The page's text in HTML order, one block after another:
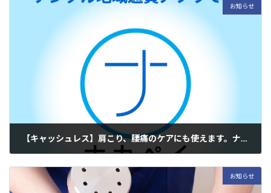
東京都東中野の痛みとコリの専門整体院、あべ治療院 マイオセラピー
センター中野の阿部裕次です。 当院はゴールドジム 会員様のケアもし
ております。会員証ご提示で、60分以上のコースが毎回2000円割引き
になります。 日頃のケ […]
お知らせ
【キャッシュレス】肩こり、腰痛のケアにも使えます。ナカペイ始まりました
いつもありがとうございます。 あべ治療院です。 中野区デジタル地域
通貨 「ナカペイ」 当院でもご利用いただけます。 ご来院をお待ちし
お知らせ